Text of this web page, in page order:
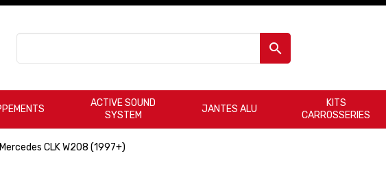

ACTIVE SOUND
SYSTEM
JANTES ALU
KITS
CARROSSERIES
Mercedes CLK W208 (1997+)